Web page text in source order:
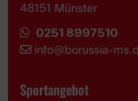
48151 Münster
0251 8997510
info@borussia-
Sportangebot